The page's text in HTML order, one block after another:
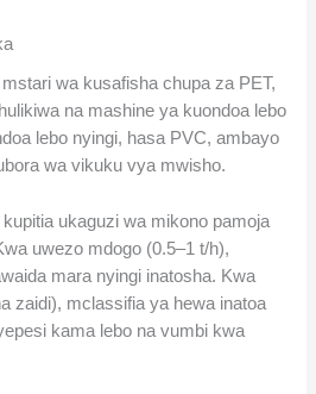
wa kusafisha chupa za PET,
na mashine ya kuondoa lebo
lebo nyingi, hasa PVC, ambayo
wa vikuku vya mwisho.
ukaguzi wa mikono pamoja
uwezo mdogo (0.5–1 t/h),
mara nyingi inatosha. Kwa
zaidi), mclassifia ya hewa inatoa
kama lebo na vumbi kwa